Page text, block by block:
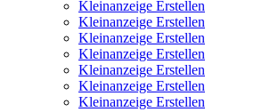
Kleinanzeige Erstellen
Kleinanzeige Erstellen
Kleinanzeige Erstellen
Kleinanzeige Erstellen
Kleinanzeige Erstellen
Kleinanzeige Erstellen
Kleinanzeige Erstellen